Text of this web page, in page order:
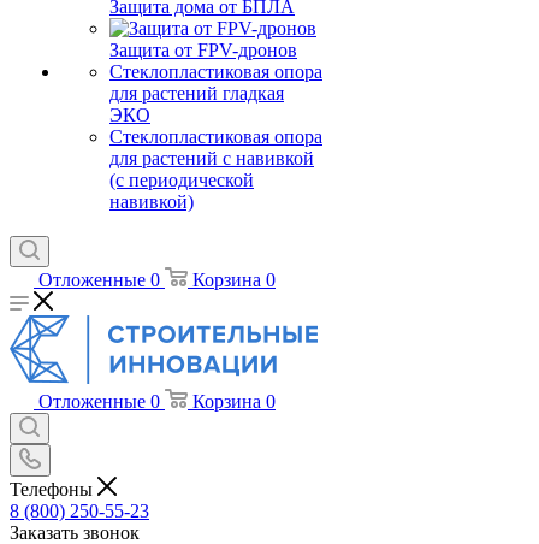
Защита дома от БПЛА
Защита от FPV-дронов
Стеклопластиковая опора
для растений гладкая
ЭКО
Стеклопластиковая опора
для растений с навивкой
(с периодической
навивкой)
Отложенные 0 Корзина 0
Отложенные 0 Корзина 0
Телефоны
8 (800) 250-55-23
Заказать звонок